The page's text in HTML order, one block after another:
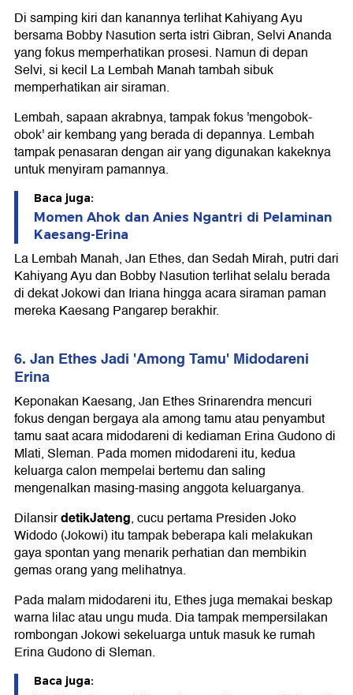
Di samping kiri dan kanannya terlihat Kahiyang Ayu
bersama Bobby Nasution serta istri Gibran, Selvi Ananda
yang fokus memperhatikan prosesi. Namun di depan
Selvi, si kecil La Lembah Manah tambah sibuk
memperhatikan air siraman.
Lembah, sapaan akrabnya, tampak fokus 'mengobok-
obok' air kembang yang berada di depannya. Lembah
tampak penasaran dengan air yang digunakan kakeknya
untuk menyiram pamannya.
Baca juga:
Momen Ahok dan Anies Ngantri di Pelaminan
Kaesang-Erina
La Lembah Manah, Jan Ethes, dan Sedah Mirah, putri dari
Kahiyang Ayu dan Bobby Nasution terlihat selalu berada
di dekat Jokowi dan Iriana hingga acara siraman paman
mereka Kaesang Pangarep berakhir.
6. Jan Ethes Jadi 'Among Tamu' Midodareni
Erina
Keponakan Kaesang, Jan Ethes Srinarendra mencuri
fokus dengan bergaya ala among tamu atau penyambut
tamu saat acara midodareni di kediaman Erina Gudono di
Mlati, Sleman. Pada momen midodareni itu, kedua
keluarga calon mempelai bertemu dan saling
mengenalkan masing-masing anggota keluarganya.
DilansirdetikJateng, cucu pertama Presiden Joko
Widodo (Jokowi) itu tampak beberapa kali melakukan
gaya spontan yang menarik perhatian dan membikin
gemas orang yang melihatnya.
Pada malam midodareni itu, Ethes juga memakai beskap
warna lilac atau ungu muda. Dia tampak mempersilakan
rombongan Jokowi sekeluarga untuk masuk ke rumah
Erina Gudono di Sleman.
Baca juga: